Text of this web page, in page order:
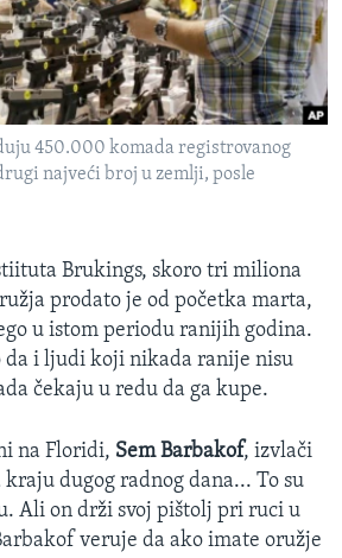
450.000 komada registrovanog
najveći broj u zemlji, posle
Brukings, skoro tri miliona
prodato je od početka marta,
u istom periodu ranijih godina.
da i ljudi koji nikada ranije nisu
čekaju u redu da ga kupe.
na Floridi, Sem Barbakof, izvlači
dugog radnog dana... To su
Ali on drži svoj pištolj pri ruci u
veruje da ako imate oružje